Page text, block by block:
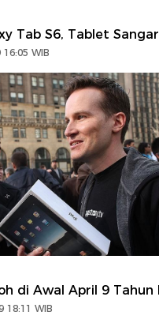
Tab S6, Tablet
WIB
di Awal April 9 Tahun
18:11 WIB